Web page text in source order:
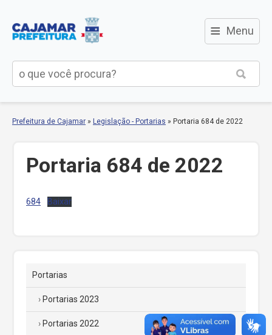
≡ Menu
Prefeitura de Cajamar » Legislação - Portarias » Portaria 684 de 2022
Portaria 684 de 2022
684 Baixar
Portarias
Portarias 2023
Portarias 2022